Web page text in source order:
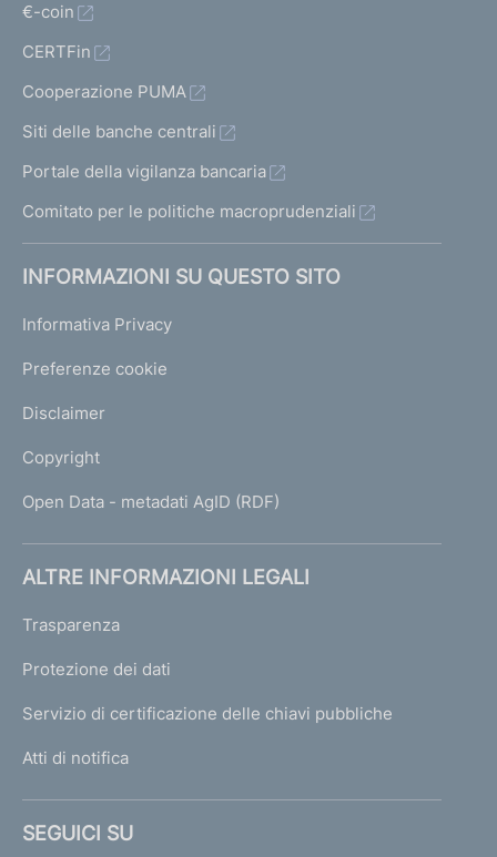
€-coin
CERTFin
Cooperazione PUMA
Siti delle banche centrali
Portale della vigilanza bancaria
Comitato per le politiche macroprudenziali
INFORMAZIONI SU QUESTO SITO
Informativa Privacy
Preferenze cookie
Disclaimer
Copyright
Open Data - metadati AgID (RDF)
ALTRE INFORMAZIONI LEGALI
Trasparenza
Protezione dei dati
Servizio di certificazione delle chiavi pubbliche
Atti di notifica
SEGUICI SU